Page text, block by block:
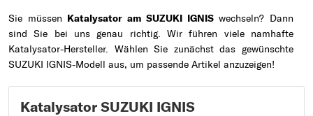
Sie müssen Katalysator am SUZUKI IGNISwechseln? Dann
sind Sie bei uns genau richtig. Wir führen viele namhafte
Katalysator-Hersteller. Wählen Sie zunächst das gewünschte
SUZUKI IGNIS-Modell aus, um passende Artikel anzuzeigen!
Katalysator SUZUKI IGNIS